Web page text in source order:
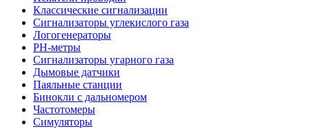
Классические сигнализации
Сигнализаторы углекислого газа
Логогенераторы
PH-метры
Сигнализаторы угарного газа
Дымовые датчики
Паяльные станции
Бинокли с дальномером
Частотомеры
Симуляторы